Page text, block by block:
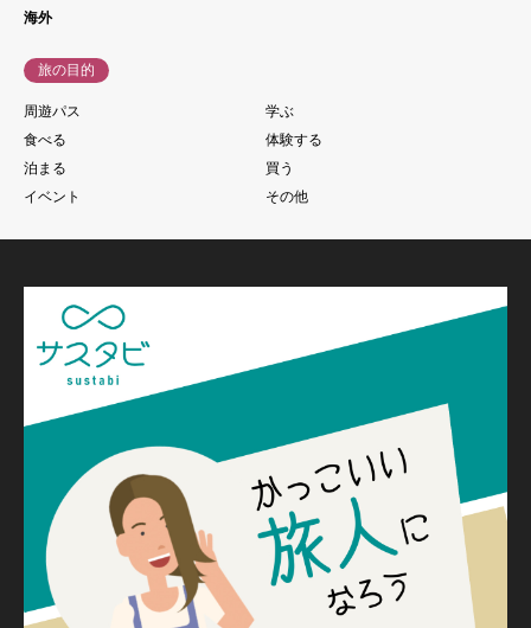
海外
旅の目的
周遊パス
学ぶ
食べる
体験する
泊まる
買う
イベント
その他